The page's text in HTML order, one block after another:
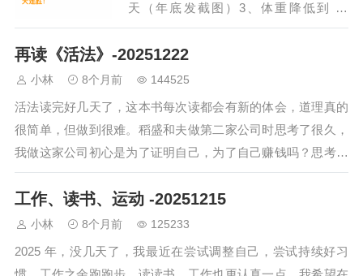
天（年底发截图）3、体重降低到 75
KG（目前 80）实际完成情况：1、0
❎2、打卡了353天（日语+英…
再读《活法》-20251222
小林 8个月前 144525
活法读完好几天了，这本书每次读都会有新的体会，道理真的
很简单，但做到很难。稻盛和夫做第二家公司时思考了很久，
我做这家公司初心是为了证明自己，为了自己赚钱吗？思考了
很久后，他发现自己初心就是希望降低用户…
工作、读书、运动 -20251215
小林 8个月前 125233
2025 年，没几天了，我最近在尝试调整自己，尝试持续好习